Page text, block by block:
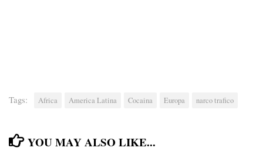
Tags: Africa America Latina Cocaina Europa narco trafico
YOU MAY ALSO LIKE...